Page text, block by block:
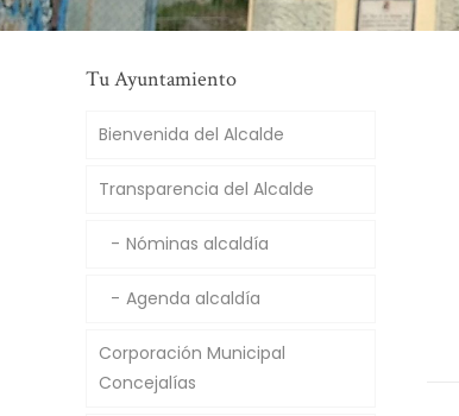
Tu Ayuntamiento
Bienvenida del Alcalde
Transparencia del Alcalde
Nóminas alcaldía
Agenda alcaldía
Corporación Municipal
Concejalías